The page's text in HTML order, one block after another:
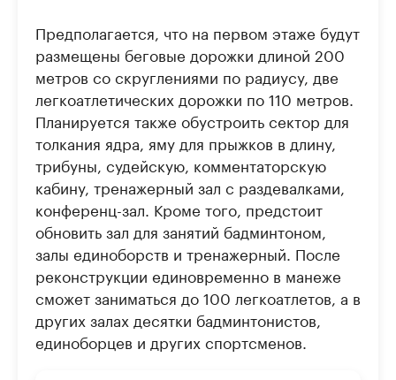
Предполагается, что на первом этаже будут
размещены беговые дорожки длиной 200
метров со скруглениями по радиусу, две
легкоатлетических дорожки по 110 метров.
Планируется также обустроить сектор для
толкания ядра, яму для прыжков в длину,
трибуны, судейскую, комментаторскую
кабину, тренажерный зал с раздевалками,
конференц-зал. Кроме того, предстоит
обновить зал для занятий бадминтоном,
залы единоборств и тренажерный. После
реконструкции единовременно в манеже
сможет заниматься до 100 легкоатлетов, а в
других залах десятки бадминтонистов,
единоборцев и других спортсменов.